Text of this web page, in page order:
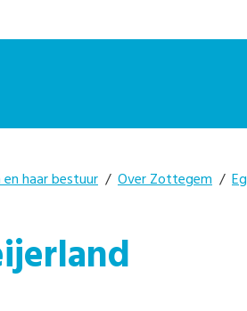
haar bestuur / Over Zottegem /